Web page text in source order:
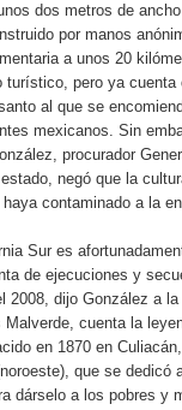
dos metros de
por manos
a unos 20
turístico, pero ya cuenta
al que se
mexicanos. Sin
procurador
negó que la
contaminado a la
Sur es
de ejecuciones y
2008, dijo González a
Malverde, cuenta la
en 1870 en
que se dedicó
dárselo a los pobres y